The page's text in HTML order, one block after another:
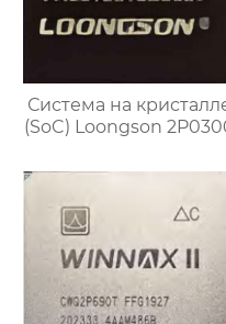
Система на
(SoC) Loongson